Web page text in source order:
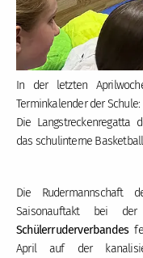
In der letzten
Terminkalender der Schule:
Die Langstreckenregatta
das schulinterne
Die Rudermannschaft
Saisonauftakt bei
Schülerruderverbandes
April auf der